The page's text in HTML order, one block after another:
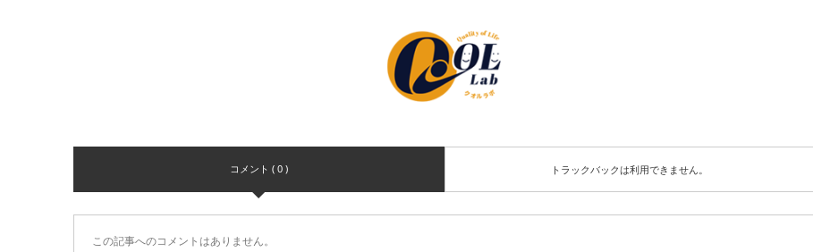
コメント ( 0 ) トラックバックは利用できません。
この記事へのコメントはありません。